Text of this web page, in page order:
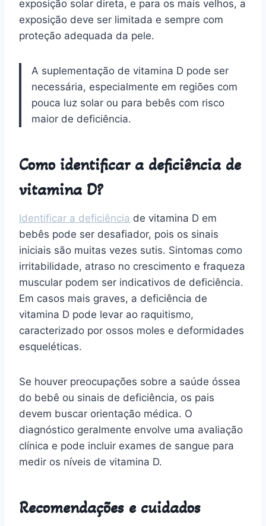
exposição solar direta, e para os mais velhos, a
exposição deve ser limitada e sempre com
proteção adequada da pele.
A suplementação de vitamina D pode ser
necessária, especialmente em regiões com
pouca luz solar ou para bebês com risco
maior de deficiência.
Como identificar a deficiência de
vitamina D?
Identificar a deficiência de vitamina D em
bebês pode ser desafiador, pois os sinais
iniciais são muitas vezes sutis. Sintomas como
irritabilidade, atraso no crescimento e fraqueza
muscular podem ser indicativos de deficiência.
Em casos mais graves, a deficiência de
vitamina D pode levar ao raquitismo,
caracterizado por ossos moles e deformidades
esqueléticas.
Se houver preocupações sobre a saúde óssea
do bebê ou sinais de deficiência, os pais
devem buscar orientação médica. O
diagnóstico geralmente envolve uma avaliação
clínica e pode incluir exames de sangue para
medir os níveis de vitamina D.
Recomendações e cuidados